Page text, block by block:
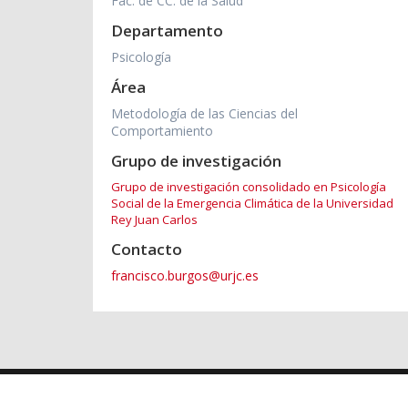
Departamento
Psicología
Área
Metodología de las Ciencias del
Comportamiento
Grupo de investigación
Grupo de investigación consolidado en Psicología
Social de la Emergencia Climática de la Universidad
Rey Juan Carlos
Contacto
francisco.burgos@urjc.es